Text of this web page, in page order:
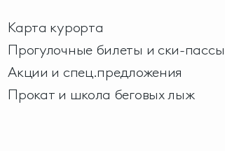
Карта курорта
Прогулочные билеты и ски-пассы
Акции и спец.предложения
Прокат и школа беговых лыж